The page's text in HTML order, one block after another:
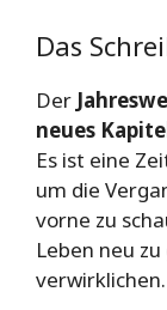
Das
Der
neues
Es ist eine
um die
vorne zu
Leben neu
verwirklichen.